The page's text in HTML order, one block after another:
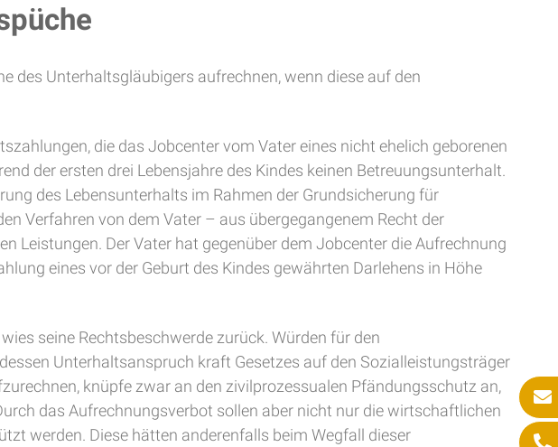
des Unterhaltsgläubigers aufrechnen, wenn diese auf den
die das Jobcenter vom Vater eines nicht ehelich geborenen
der ersten drei Lebensjahre des Kindes keinen Betreuungsunterhalt.
des Lebensunterhalts im Rahmen der Grundsicherung für
Verfahren von dem Vater – aus übergegangenem Recht der
Leistungen. Der Vater hat gegenüber dem Jobcenter die Aufrechnung
eines vor der Geburt des Kindes gewährten Darlehens in Höhe
seine Rechtsbeschwerde zurück. Würden für den
Unterhaltsanspruch kraft Gesetzes auf den Sozialleistungsträger
knüpfe zwar an den zivilprozessualen Pfändungsschutz an,
das Aufrechnungsverbot sollen aber nicht nur die wirtschaftlichen
werden. Diese hätten anderenfalls beim Wegfall dieser